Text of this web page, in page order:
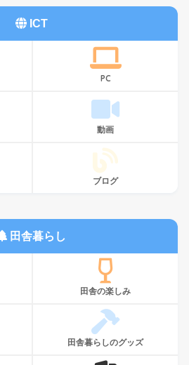
ICT
PC
動画
ブログ
田舎暮らし
田舎の楽しみ
田舎暮らしのグッズ